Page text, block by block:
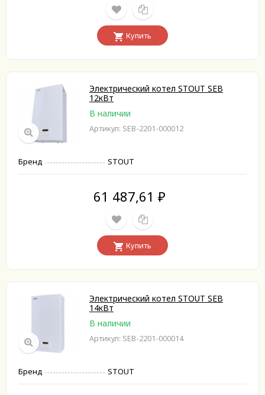
Купить
Электрический котел STOUT SEB
12кВт
В наличии
Артикул: SEB-2201-000012
Бренд STOUT
61 487,61 ₽
Купить
Электрический котел STOUT SEB
14кВт
В наличии
Артикул: SEB-2201-000014
Бренд STOUT